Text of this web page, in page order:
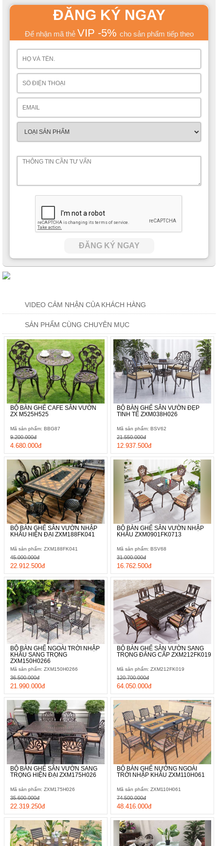
ĐĂNG KÝ NGAY
Để nhận mã thẻ VIP -5% cho sản phẩm tiếp theo
ĐĂNG KÝ NGAY
VIDEO CẢM NHẬN CỦA KHÁCH HÀNG
SẢN PHẨM CÙNG CHUYÊN MỤC
BỘ BÀN GHẾ CAFE SÂN VƯỜN
ZX M525H525
Mã sản phẩm: BBG87
4.680.000đ
9.200.000đ
BỘ BÀN GHẾ SÂN VƯỜN ĐẸP
TINH TẾ ZXM038H026
Mã sản phẩm: BSV62
12.937.500đ
21.550.000đ
BỘ BÀN GHẾ SÂN VƯỜN NHẬP
KHẨU HIỆN ĐẠI ZXM188FK041
Mã sản phẩm: ZXM188FK041
22.912.500đ
45.000.000đ
BỘ BÀN GHẾ SÂN VƯỜN NHẬP
KHẨU ZXM0901FK0713
Mã sản phẩm: BSV68
16.762.500đ
31.000.000đ
BỘ BÀN GHẾ NGOÀI TRỜI NHẬP
KHẨU SANG TRỌNG
ZXM150H0266
Mã sản phẩm: ZXM150H0266
21.990.000đ
36.500.000đ
BỘ BÀN GHẾ SÂN VƯỜN SANG
TRỌNG ĐẲNG CẤP ZXM212FK019
Mã sản phẩm: ZXM212FK019
64.050.000đ
120.700.000đ
BỘ BÀN GHẾ SÂN VƯỜN SANG
TRỌNG HIỆN ĐẠI ZXM175H026
Mã sản phẩm: ZXM175H026
22.319.250đ
35.600.000đ
BỘ BÀN GHẾ NƯỚNG NGOÀI
TRỜI NHẬP KHẨU ZXM110H061
Mã sản phẩm: ZXM110H061
48.416.000đ
74.500.000đ